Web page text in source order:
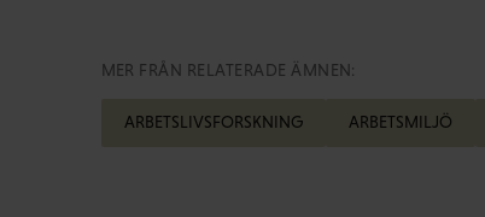
MER FRÅN RELATERADE ÄMNEN:
ARBETSLIVSFORSKNING ARBETSMILJÖ